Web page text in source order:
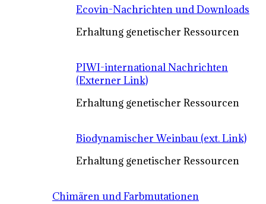
Ecovin-Nachrichten und Downloads
Erhaltung genetischer Ressourcen
PIWI-international Nachrichten
(Externer Link)
Erhaltung genetischer Ressourcen
Biodynamischer Weinbau (ext. Link)
Erhaltung genetischer Ressourcen
Chimären und Farbmutationen